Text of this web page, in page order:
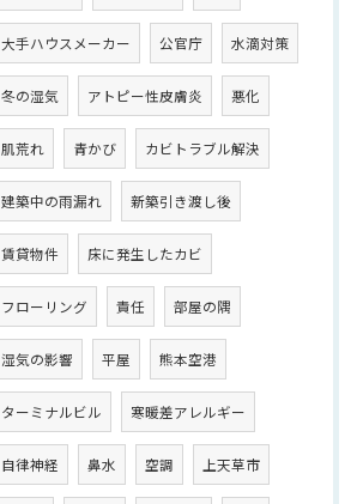
大手ハウスメーカー 公官庁 水滴対策
冬の湿気 アトピー性皮膚炎 悪化
肌荒れ 青かび カビトラブル解決
建築中の雨漏れ 新築引き渡し後
賃貸物件 床に発生したカビ
フローリング 責任 部屋の隅
湿気の影響 平屋 熊本空港
ターミナルビル 寒暖差アレルギー
自律神経 鼻水 空調 上天草市